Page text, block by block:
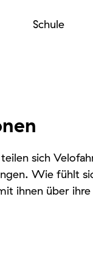
Schule
sich
Wie fühlt
ihnen über